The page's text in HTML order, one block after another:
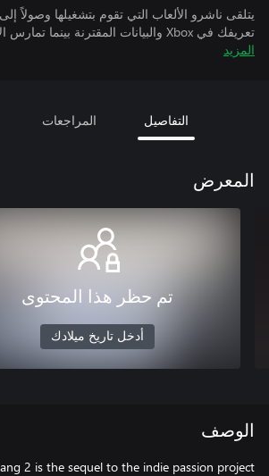
يتلقى ناشرو الألعاب التي تقوم بتشغيلها وصولاً
تعريفك في Xbox والبيانات المقترنة بينما تمارس الألعاب.
المزيد
التفاصيل المراجعات
المعرض
تم حظر هذا المحتوى
أدخل تاريخ ميلادك
الوصف
2 is the sequel to the indie passion project